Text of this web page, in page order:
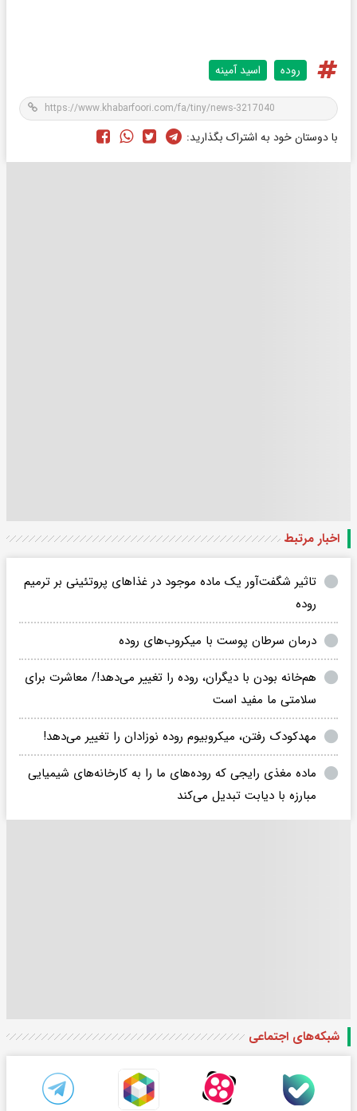
روده اسید آمینه
با دوستان خود به اشتراک بگذارید:
اخبار مرتبط
تاثیر شگفت‌آور یک ماده موجود در غذاهای پروتئینی‌ بر ترمیم
روده
درمان سرطان پوست با میکروب‌های روده
هم‌خانه بودن با دیگران، روده را تغییر می‌دهد!/ معاشرت برای
سلامتی ما مفید است
مهدکودک رفتن، میکروبیوم‌ روده نوزادان را تغییر می‌دهد!
ماده مغذی رایجی که روده‌های ما را به کارخانه‌های شیمیایی
مبارزه با دیابت تبدیل می‌کند
شبکه‌های اجتماعی